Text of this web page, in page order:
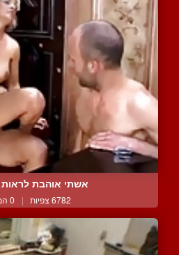
אשתי אוהבת לראות
6782 צפיות | 0 המלצות